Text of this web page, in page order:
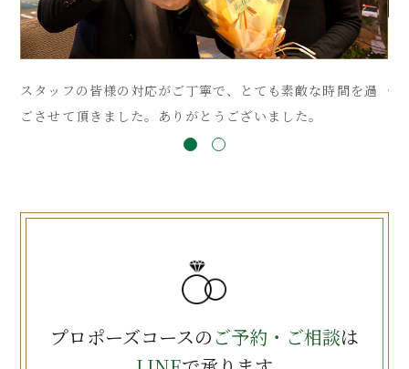
スタッフの皆様の対応がご丁寧で、とても素敵な時間を過
ごさせて頂きました。ありがとうございました。
予
プロポーズコースのご予約・ご相談は